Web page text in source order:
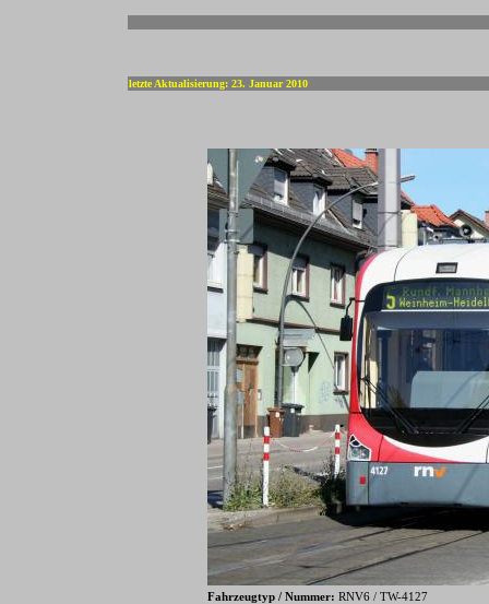
letzte Aktualisierung: 23. Januar 2010
Fahrzeugtyp / Nummer: RNV6 / TW-4127